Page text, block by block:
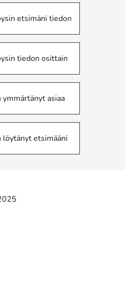
etsimäni tiedon
tiedon osittain
ymmärtänyt asiaa
löytänyt etsimääni